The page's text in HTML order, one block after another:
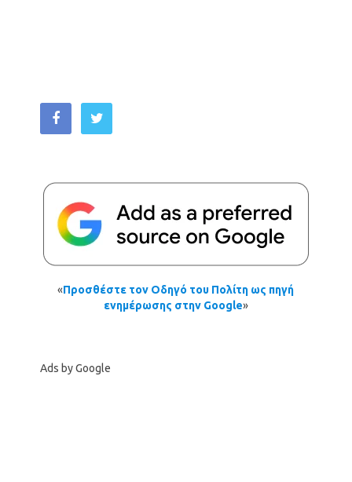
«Προσθέστε τον Οδηγό του Πολίτη ως πηγή
ενημέρωσης στην Google»
Ads by Google